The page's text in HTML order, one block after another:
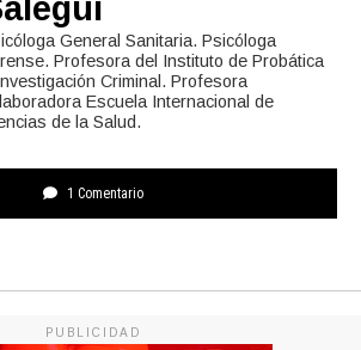
General Sanitaria. Psicóloga
Profesora del Instituto de Probática
Criminal. Profesora
Escuela Internacional de
de la Salud.
1 Comentario
PUBLICIDAD